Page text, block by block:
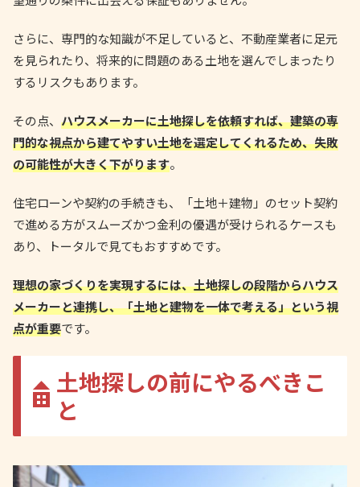
さらに、専門的な知識が不足していると、不動産業者に足元
を見られたり、将来的に問題のある土地を選んでしまったり
するリスクもあります。
その点、 ハウスメーカーに土地探しを依頼すれば、建築の専
門的な視点から建てやすい土地を選定してくれるため、失敗
の可能性が大きく下がります。
住宅ローンや契約の手続きも、「土地＋建物」のセット契約
で進める方がスムーズかつ金利の優遇が受けられるケースも
あり、トータルで見てもおすすめです。
理想の家づくりを実現するには、土地探しの段階からハウス
メーカーと連携し、「土地と建物を一体で考える」という視
点が重要です。
土地探しの前にやるべきこ
と